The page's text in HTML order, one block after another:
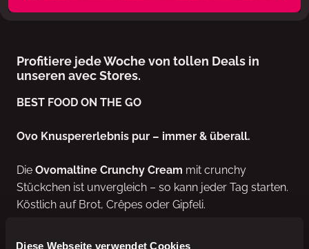
Diese Webseite verwendet Cookies
Profitiere jede Woche von tollen Deals in
unseren avec Stores.
BEST FOOD ON THE GO
Ovo Knuspererlebnis pur – immer & überall.
Die Ovomaltine Crunchy Cream mit crunchy
Stückchen ist unvergleich – so kann jeder Tag starten.
Köstlich auf Brot, Crêpes oder Gipfeli.